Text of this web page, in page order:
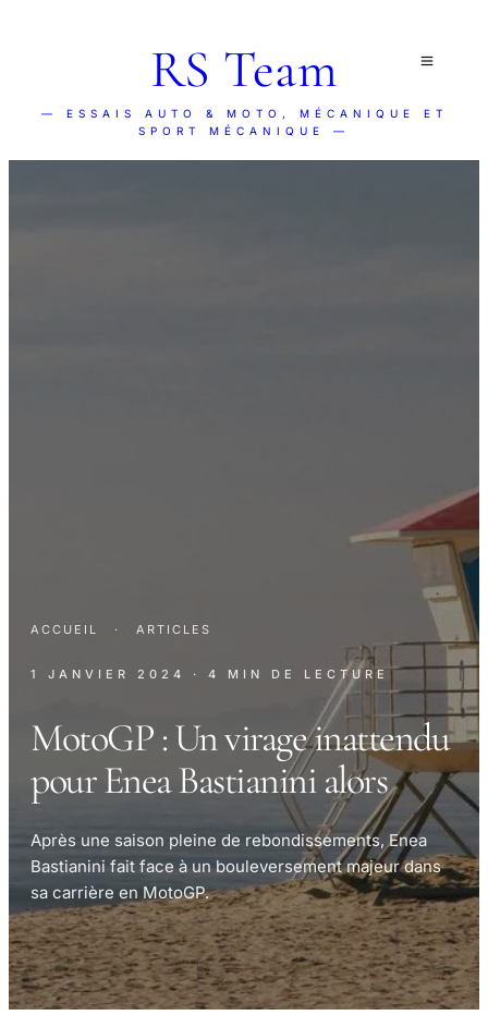
RS Team
— ESSAIS AUTO & MOTO, MÉCANIQUE ET
SPORT MÉCANIQUE —
ACCUEIL · ARTICLES
1 JANVIER 2024 · 4 MIN DE LECTURE
MotoGP : Un virage inattendu
pour Enea Bastianini alors
Après une saison pleine de rebondissements, Enea
Bastianini fait face à un bouleversement majeur dans
sa carrière en MotoGP.